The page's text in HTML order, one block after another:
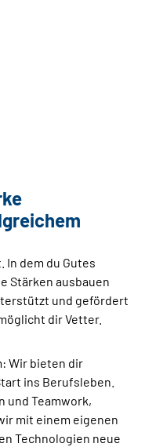
In dem du Gutes
Stärken ausbauen
und gefördert
dir Vetter.
Wir bieten dir
ins Berufsleben.
und Teamwork,
mit einem eigenen
Technologien neue